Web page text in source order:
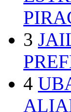
3
4